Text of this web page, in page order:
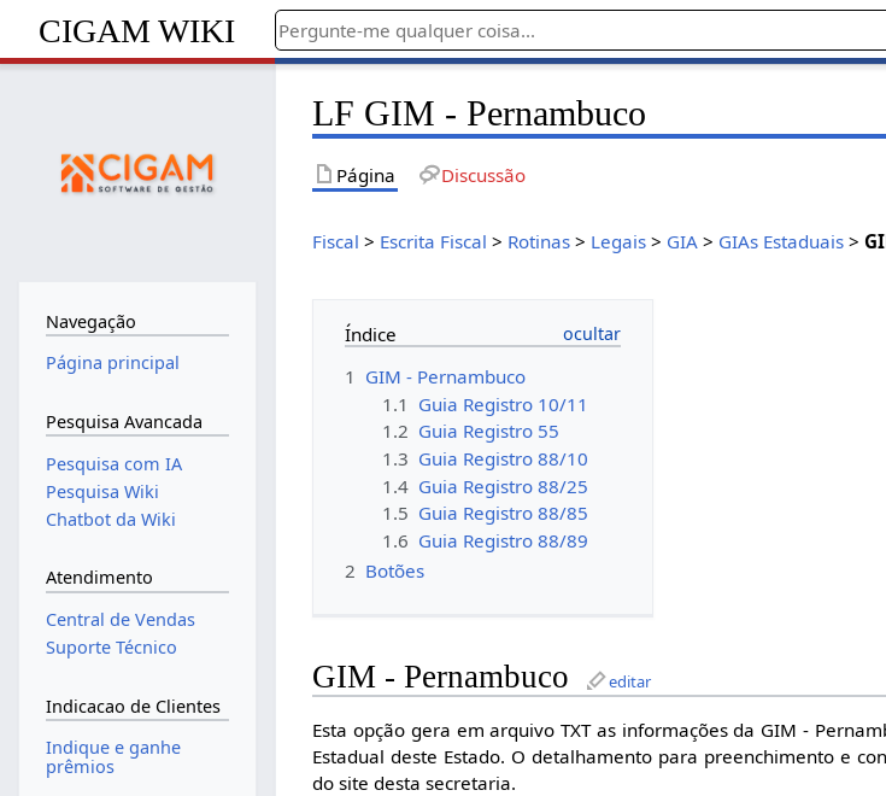
CIGAM WIKI
LF GIM - Pernambuco
Página Discussão
Fiscal > Escrita Fiscal > Rotinas > Legais > GIA > GIAs Estaduais >
Índice
1 GIM - Pernambuco
1.1 Guia Registro 10/11
1.2 Guia Registro 55
1.3 Guia Registro 88/10
1.4 Guia Registro 88/25
1.5 Guia Registro 88/85
1.6 Guia Registro 88/89
2 Botões
GIM - Pernambuco editar
Esta opção gera em arquivo TXT as informações da GIM -
Estadual deste Estado. O detalhamento para preenchimento e
do site desta secretaria.
Navegação
Página principal
Pesquisa Avancada
Pesquisa com IA
Pesquisa Wiki
Chatbot da Wiki
Atendimento
Central de Vendas
Suporte Técnico
Indicacao de Clientes
Indique e ganhe
prêmios